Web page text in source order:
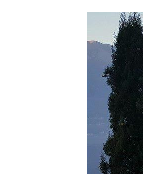
Hit enter to